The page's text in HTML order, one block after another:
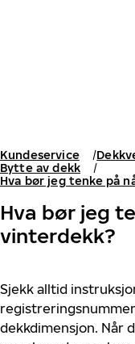
Kundeservice
Bytte av dekk
Hva bør jeg tenke på
Hva bør jeg
vinterdekk?
Sjekk alltid
dekkdimensjon. Når